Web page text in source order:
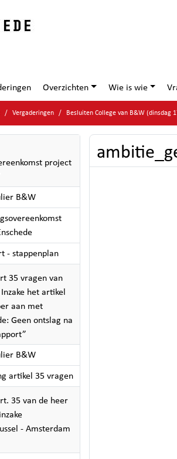
Overzichten Wie is wie
Vergaderingen Besluiten College van B&W (dinsdag
project
B&W
- stappenplan
35 vragen van
het artikel
aan met
Geen ontslag na
B&W
artikel 35 vragen
35 van de heer
- Amsterdam